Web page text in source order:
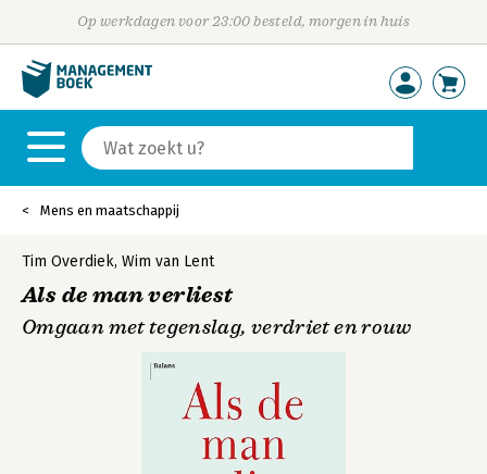
Op werkdagen voor 23:00 besteld, morgen in huis
Mens en maatschappij
Tim Overdiek, Wim van Lent
Als de man verliest
Omgaan met tegenslag, verdriet en rouw